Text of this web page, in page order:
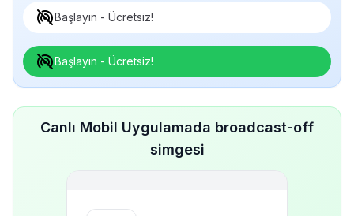
Başlayın - Ücretsiz!
Başlayın - Ücretsiz!
Canlı Mobil Uygulamada broadcast-off
simgesi